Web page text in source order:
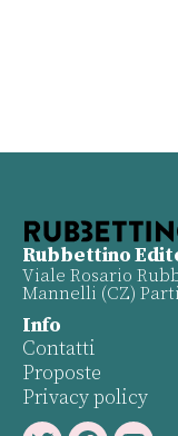
Rubbettino
Viale Rosario
Mannelli (CZ)
Info
Contatti
Proposte
Privacy policy